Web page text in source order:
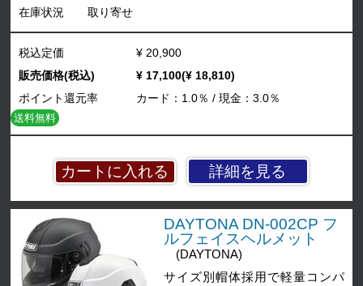
在庫状況
取り寄せ
詳細を見る
税込定価
¥ 20,900
販売価格(税込)
¥ 17,100(¥ 18,810)
ポイント還元率
カード：1.0％ / 現金：3.0％
送料無料
DAYTONA DN-002CP フ
ルフェイスヘルメット
(DAYTONA)
サイズ別帽体採用で軽量コンパ